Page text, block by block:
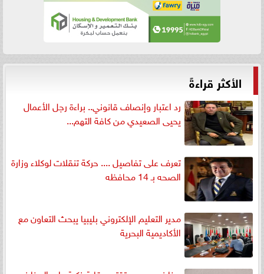
الأكثر قراءةً
رد اعتبار وإنصاف قانوني.. براءة رجل الأعمال
يحيى الصعيدي من كافة التهم...
تعرف على تفاصيل .... حركة تنقلات لوكلاء وزارة
الصحه بـ 14 محافظه
مدير التعليم الإلكتروني بليبيا يبحث التعاون مع
الأكاديمية البحرية